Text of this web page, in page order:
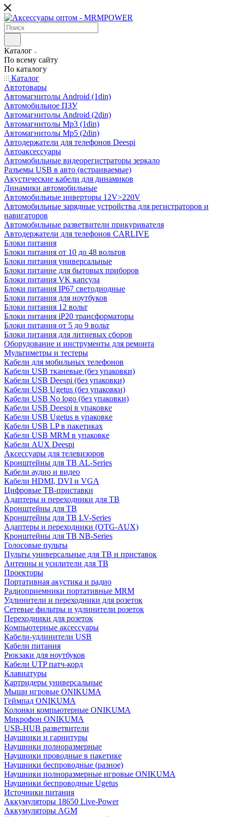
Каталог
По всему сайту
По каталогу
Каталог
Автотовары
Автомагнитолы Android (1din)
Автомобильное ПЗУ
Автомагнитолы Android (2din)
Автомагнитолы Mp3 (1din)
Автомагнитолы Mp5 (2din)
Автодержатели для телефонов Deespi
Автоаксессуары
Автомобильные видеорегистраторы зеркало
Разъемы USB в авто (встраиваемые)
Акустические кабели для динамиков
Динамики автомобильные
Автомобильные инверторы 12V>220V
Автомобильные зарядные устройства для регистраторов и
навигаторов
Автомобильные разветвители прикуривателя
Автодержатели для телефонов CARLIVE
Блоки питания
Блоки питания от 10 до 48 вольтов
Блоки питания универсальные
Блоки питание для бытовых приборов
Блоки питания VK капсула
Блоки питания IP67 светодиодные
Блоки питания для ноутбуков
Блоки питания 12 вольт
Блоки питания iP20 трансформаторы
Блоки питания от 5 до 9 вольт
Блоки питания для литиевых сборов
Оборудование и инструменты для ремонта
Мультиметры и тестеры
Кабели для мобильных телефонов
Кабели USB тканевые (без упаковки)
Кабели USB Deespi (без упаковки)
Кабели USB Ugetus (без упаковки)
Кабели USB No logo (без упаковки)
Кабели USB Deespi в упаковке
Кабели USB Ugetus в упаковке
Кабели USB LP в пакетиках
Кабели USB MRM в упаковке
Кабели AUX Deespi
Аксессуары для телевизоров
Кронштейны для ТВ AL-Series
Кабели аудио и видео
Кабели HDMI, DVI и VGA
Цифровые ТВ-приставки
Адаптеры и переходники для ТВ
Кронштейны для ТВ
Кронштейны для ТВ LV-Series
Адаптеры и переходники (OTG-AUX)
Кронштейны для ТВ NB-Series
Голосовые пульты
Пульты универсальные для ТВ и приставок
Антенны и усилители для ТВ
Проекторы
Портативная акустика и радио
Радиоприемники портативные MRM
Удлинители и переходники для розеток
Сетевые фильтры и удлинители розеток
Переходники для розеток
Компьютерные аксессуары
Кабели-удлинители USB
Кабели питания
Рюкзаки для ноутбуков
Кабели UTP патч-корд
Клавиатуры
Картридеры универсальные
Мыши игровые ONIKUMA
Геймпад ONIKUMA
Колонки компьютерные ONIKUMA
Микрофон ONIKUMA
USB-HUB разветвители
Наушники и гарнитуры
Наушники полноразмерные
Наушники проводные в пакетике
Наушники беспроводные (разное)
Наушники полноразмерные игровые ONIKUMA
Наушники беспроводные Ugetus
Источники питания
Аккумуляторы 18650 Live-Power
Аккумуляторы АGM